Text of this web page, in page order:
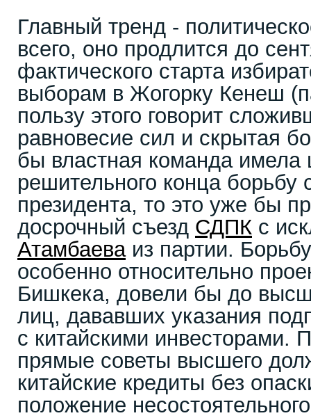
Главный тренд -
всего, оно продлится до
фактического старта
выборам в Жогорку Кенеш
пользу этого говорит
равновесие сил и скрытая
бы властная команда имела
решительного конца борьбу
президента, то это уже бы
досрочный съезд СДПК с
Атамбаеваиз партии.
особенно относительно
Бишкека, довели бы до
лиц, дававших указания
с китайскими инвесторами.
прямые советы высшего
китайские кредиты без
положение